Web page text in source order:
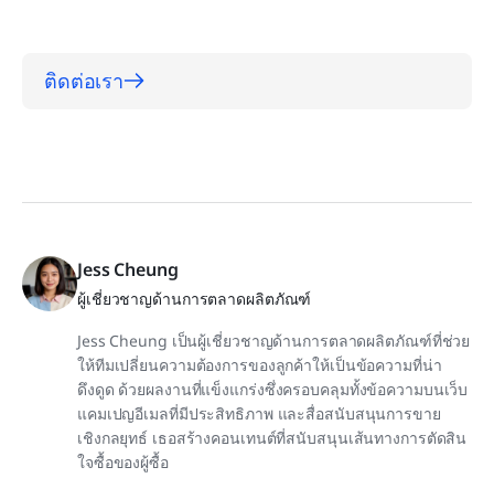
ติดต่อเรา
Jess Cheung
ผู้เชี่ยวชาญด้านการตลาดผลิตภัณฑ์
Jess Cheung เป็นผู้เชี่ยวชาญด้านการตลาดผลิตภัณฑ์ที่ช่วย
ให้ทีมเปลี่ยนความต้องการของลูกค้าให้เป็นข้อความที่น่า
ดึงดูด ด้วยผลงานที่แข็งแกร่งซึ่งครอบคลุมทั้งข้อความบนเว็บ
แคมเปญอีเมลที่มีประสิทธิภาพ และสื่อสนับสนุนการขาย
เชิงกลยุทธ์ เธอสร้างคอนเทนต์ที่สนับสนุนเส้นทางการตัดสิน
ใจซื้อของผู้ซื้อ